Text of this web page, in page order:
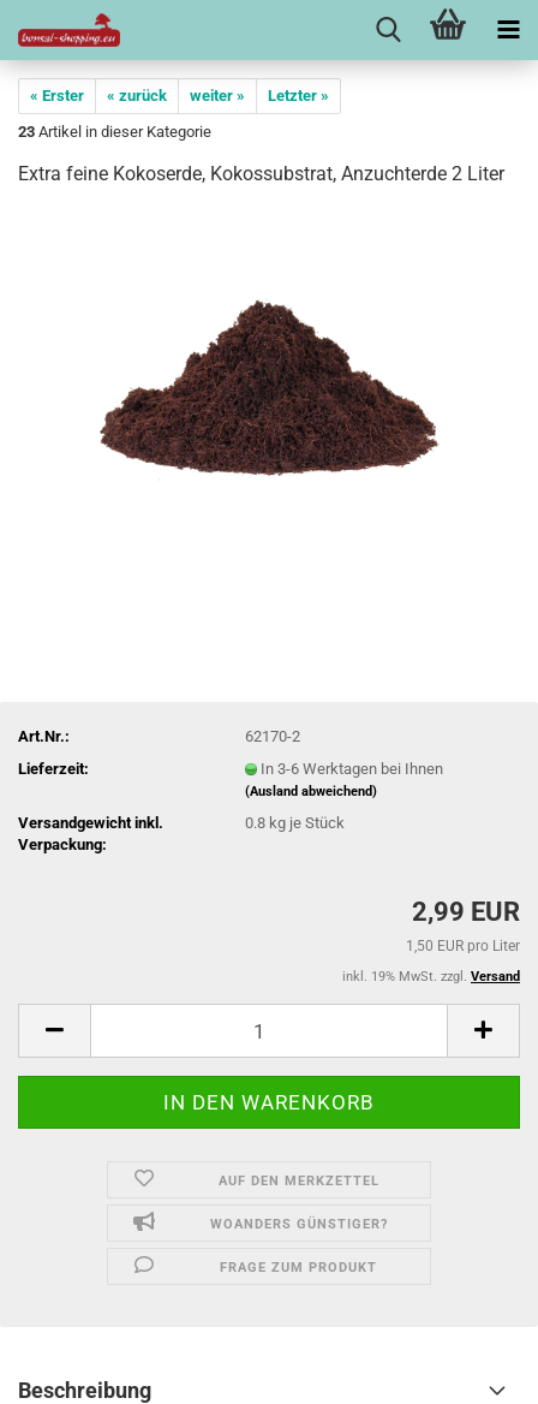
« Erster « zurück weiter »
Letzter »
23 Artikel in dieser Kategorie
Extra feine Kokoserde, Kokossubstrat, Anzuchterde 2 Liter
Art.Nr.:
62170-2
Lieferzeit:
In 3-6 Werktagen bei Ihnen
(Ausland abweichend)
Versandgewicht inkl.
Verpackung:
0.8 kg je Stück
2,99 EUR
1,50 EUR pro Liter
inkl. 19% MwSt. zzgl. Versand
AUF DEN MERKZETTEL
WOANDERS GÜNSTIGER?
FRAGE ZUM PRODUKT
Beschreibung